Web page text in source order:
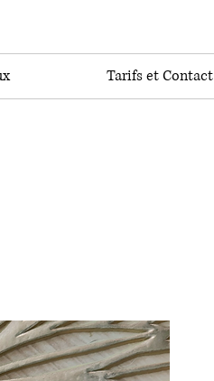
Tarifs et Contact